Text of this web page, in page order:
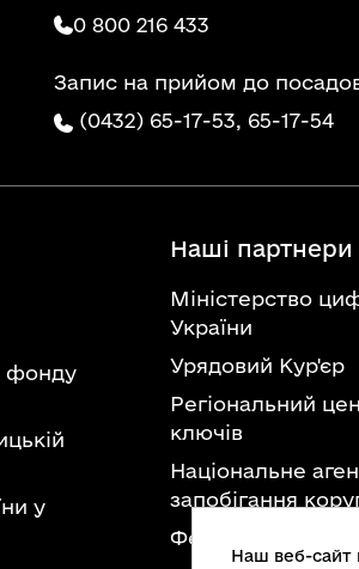
0 800 216 433
Запис на прийом до
(0432) 65-17-53, 65-17-54
фонду
у
Наші партнери
Міністерство
України
Урядовий Кур'єр
Регіональний
ключів
Національне
запобігання
Федерація
Наш веб-сайт